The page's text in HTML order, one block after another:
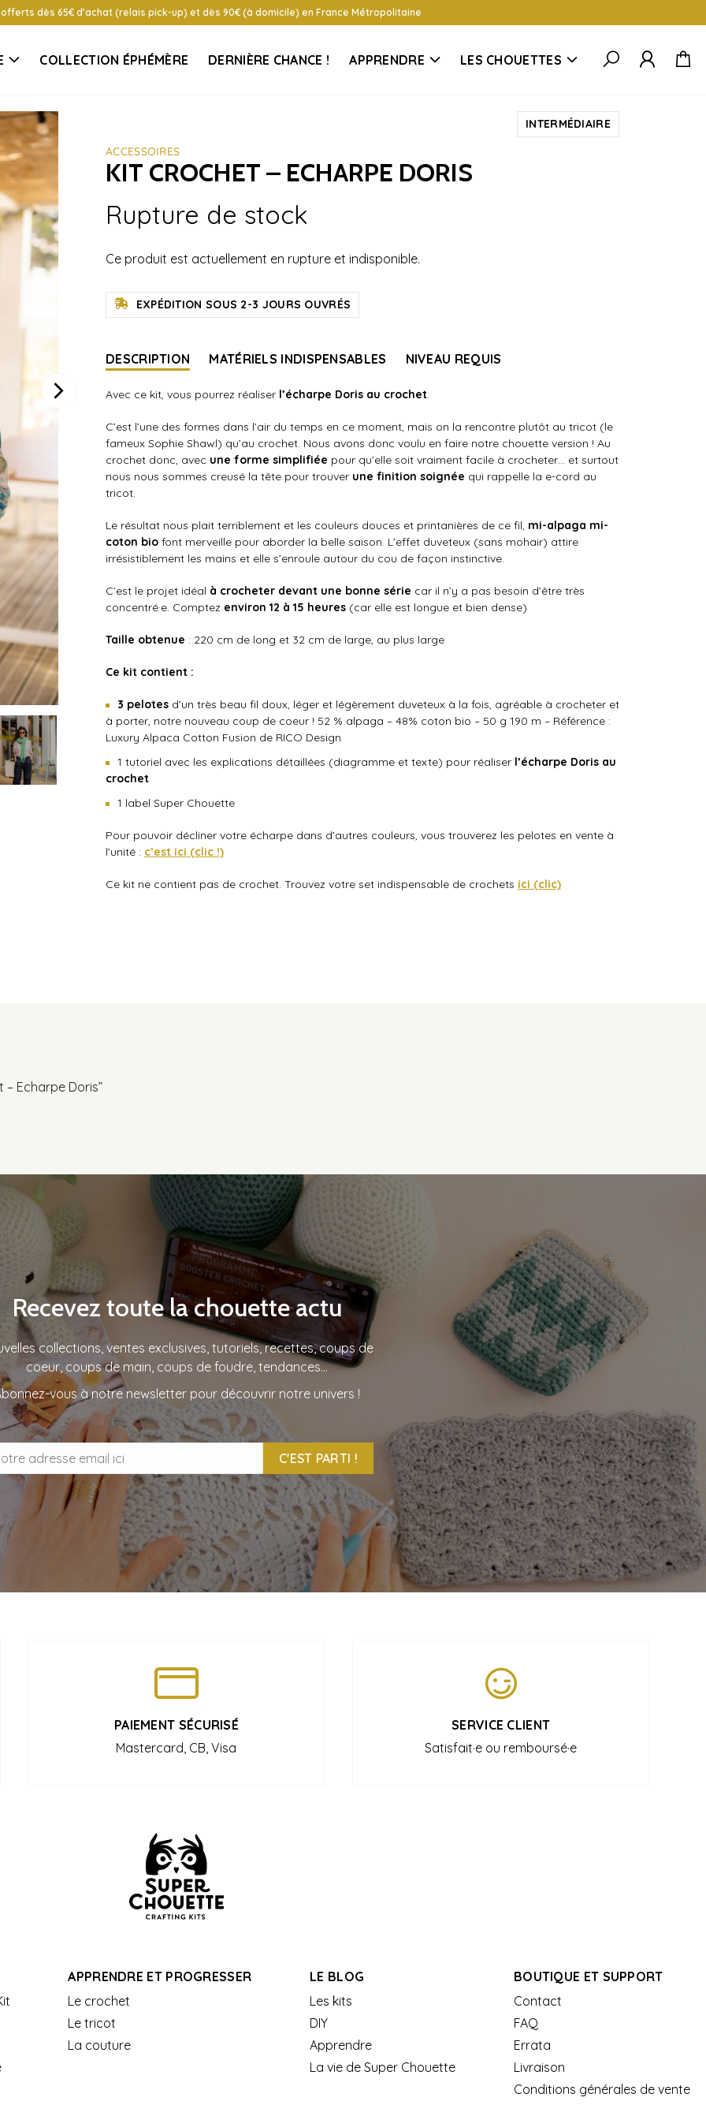
dès 65€ d’achat (relais pick-up) et dès 90€ (à domicile) en France Métropolitaine
COLLECTION ÉPHÉMÈRE DERNIÈRE CHANCE ! APPRENDRE LES CHOUETTES
INTERMÉDIAIRE
ACCESSOIRES
KIT CROCHET – ECHARPE DORIS
Rupture de stock
Ce produit est actuellement en rupture et indisponible.
EXPÉDITION SOUS 2-3 JOURS OUVRÉS
DESCRIPTION MATÉRIELS INDISPENSABLES NIVEAU REQUIS
Avec ce kit, vous pourrez réaliser l’écharpe Doris au crochet.
C’est l’une des formes dans l’air du temps en ce moment, mais on la rencontre plutôt au tricot (le
fameux Sophie Shawl) qu’au crochet. Nous avons donc voulu en faire notre chouette version ! Au
crochet donc, avec une forme simplifiée pour qu’elle soit vraiment facile à crocheter… et surtout
nous nous sommes creusé la tête pour trouver une finition soignée qui rappelle la e-cord au
tricot.
Le résultat nous plait terriblement et les couleurs douces et printanières de ce fil, mi-alpaga mi-
coton bio font merveille pour aborder la belle saison. L’effet duveteux (sans mohair) attire
irrésistiblement les mains et elle s’enroule autour du cou de façon instinctive.
C’est le projet idéal à crocheter devant une bonne série car il n’y a pas besoin d’être très
concentré·e. Comptez environ 12 à 15 heures (car elle est longue et bien dense)
Taille obtenue : 220 cm de long et 32 cm de large, au plus large
Ce kit contient :
3 pelotes d’un très beau fil doux, léger et légèrement duveteux à la fois, agréable à crocheter et
à porter, notre nouveau coup de coeur ! 52 % alpaga – 48% coton bio – 50 g 190 m – Référence :
Luxury Alpaca Cotton Fusion de RICO Design
1 tutoriel avec les explications détaillées (diagramme et texte) pour réaliser l’écharpe Doris au
crochet
1 label Super Chouette
Pour pouvoir décliner votre écharpe dans d’autres couleurs, vous trouverez les pelotes en vente à
l’unité : c’est ici (clic !)
Ce kit ne contient pas de crochet. Trouvez votre set indispensable de crochets ici (clic)
Echarpe Doris”
Recevez toute la chouette actu
collections, ventes exclusives, tutoriels, recettes, coups de
coeur, coups de main, coups de foudre, tendances…
vous à notre newsletter pour découvrir notre univers !
C'EST PARTI !
PAIEMENT SÉCURISÉ
Mastercard, CB, Visa
SERVICE CLIENT
Satisfait·e ou remboursé·e
APPRENDRE ET PROGRESSER
Le crochet
Le tricot
La couture
LE BLOG
Les kits
DIY
Apprendre
La vie de Super Chouette
BOUTIQUE ET SUPPORT
Contact
FAQ
Errata
Livraison
Conditions générales de vente